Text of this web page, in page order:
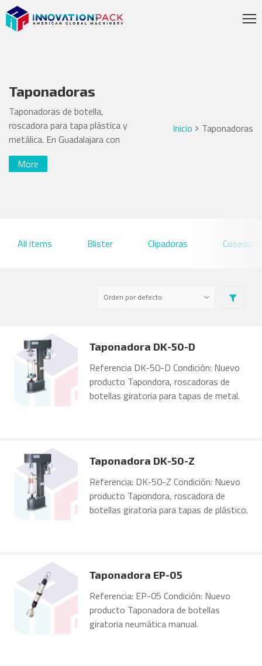
Taponadoras
Taponadoras de botella,
roscadora para tapa plástica y
metálica. En Guadalajara con
distribución en Monterrey,
México y en toda la república
More
Inicio Taponadoras
All items Blister Clipadoras
Taponadora DK-50-D
Referencia DK-50-D Condición: Nuevo
producto Tapondora, roscadoras de
botellas giratoria para tapas de metal.
Taponadora DK-50-Z
Referencia: DK-50-Z Condición: Nuevo
producto Tapondora, roscadora de
botellas giratoria para tapas de plástico.
Taponadora EP-05
Referencia: EP-05 Condición: Nuevo
producto Taponadora de botellas
giratoria neumática manual.